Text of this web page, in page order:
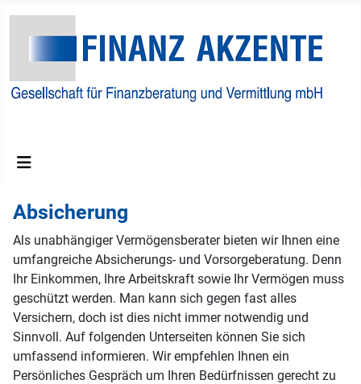
Absicherung
Als unabhängiger Vermögensberater bieten wir Ihnen eine
umfangreiche Absicherungs- und Vorsorgeberatung. Denn
Ihr Einkommen, Ihre Arbeitskraft sowie Ihr Vermögen muss
geschützt werden. Man kann sich gegen fast alles
Versichern, doch ist dies nicht immer notwendig und
Sinnvoll. Auf folgenden Unterseiten können Sie sich
umfassend informieren. Wir empfehlen Ihnen ein
Persönliches Gespräch um Ihren Bedürfnissen gerecht zu